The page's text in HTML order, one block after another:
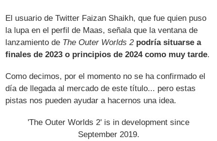
El usuario de Twitter Faizan Shaikh, que fue quien puso
la lupa en el perfil de Maas, señala que la ventana de
lanzamiento de The Outer Worlds 2 podría situarse a
finales de 2023 o principios de 2024 como muy tarde.
Como decimos, por el momento no se ha confirmado el
día de llegada al mercado de este título... pero estas
pistas nos pueden ayudar a hacernos una idea.
'The Outer Worlds 2' is in development since
September 2019.